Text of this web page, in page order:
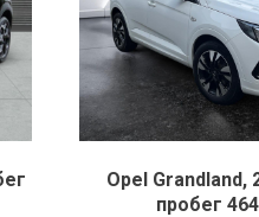
Opel Grandland,
пробег